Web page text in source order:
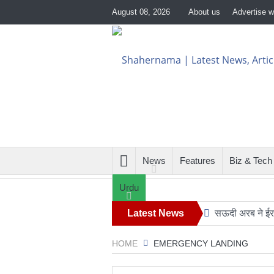
August 08, 2026 About us Advertise
News Features Biz & Tech
Urdu
Latest News सऊदी अरब ने
HOME EMERGENCY LANDING